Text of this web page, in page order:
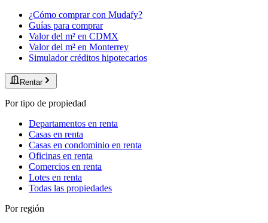
¿Cómo comprar con Mudafy?
Guías para comprar
Valor del m² en CDMX
Valor del m² en Monterrey
Simulador créditos hipotecarios
Rentar
Por tipo de propiedad
Departamentos en renta
Casas en renta
Casas en condominio en renta
Oficinas en renta
Comercios en renta
Lotes en renta
Todas las propiedades
Por región